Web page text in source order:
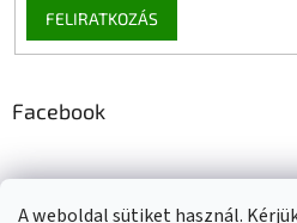
A weboldal sütiket használ.
FELIRATKOZÁS
Facebook